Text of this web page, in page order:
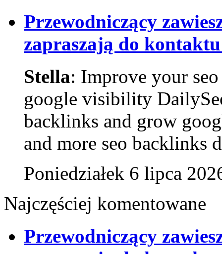
Przewodniczący
zapraszają do
Stella: Improve your
google visibility
backlinks and grow
and more seo backlinks
Poniedziałek 6 lipca
Najczęściej komentowane
Przewodniczący